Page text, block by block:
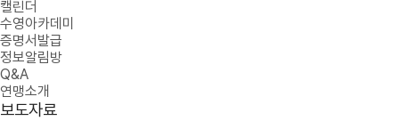
캘린더
수영아카데미
증명서발급
정보알림방
Q&A
연맹소개
보도자료